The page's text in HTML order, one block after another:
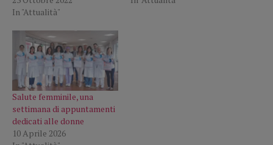
In "Attualità"
Salute femminile, una
settimana di appuntamenti
dedicati alle donne
10 Aprile 2026